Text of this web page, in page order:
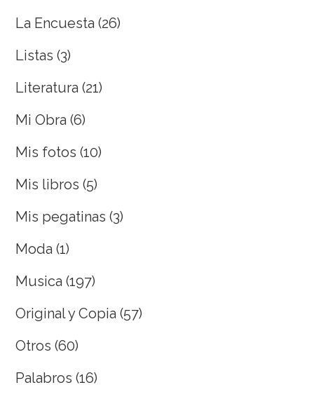
La Encuesta (26)
Listas (3)
Literatura (21)
Mi Obra (6)
Mis fotos (10)
Mis libros (5)
Mis pegatinas (3)
Moda (1)
Musica (197)
Original y Copia (57)
Otros (60)
Palabros (16)